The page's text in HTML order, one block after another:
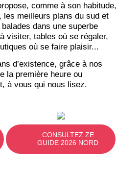
comme à son habitude,
meilleurs plans du sud et
dans une superbe
visiter, tables où se régaler,
où se faire plaisir...
d’existence, grâce à nos
la première heure ou
à vous qui nous lisez.
CONSULTEZ ZE
GUIDE 2026 NORD